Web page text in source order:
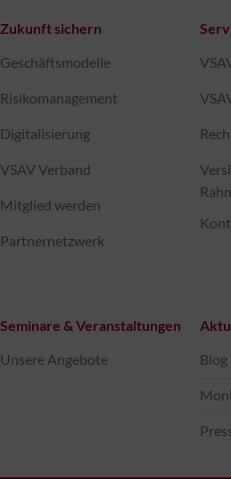
Zukunft sichern
Geschäftsmodelle
Risikomanagement
Digitalisierung
VSAV Verband
Mitglied werden
Partnernetzwerk
Seminare & Veranstaltungen
Unsere Angebote
Blog